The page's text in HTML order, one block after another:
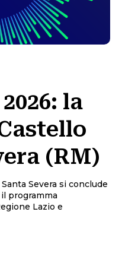
la
(RM)
Severa si conclude
programma
Lazio e